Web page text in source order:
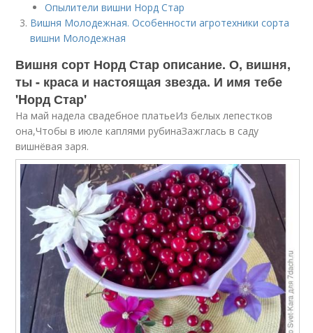
Опылители вишни Норд Стар
Вишня Молодежная. Особенности агротехники сорта
вишни Молодежная
Вишня сорт Норд Стар описание. О, вишня,
ты - краса и настоящая звезда. И имя тебе
'Hорд Стар'
На май надела свадебное платьеИз белых лепестков
она,Чтобы в июле каплями рубинаЗажглась в саду
вишнёвая заря.